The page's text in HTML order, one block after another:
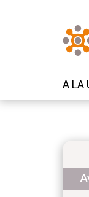
A LA